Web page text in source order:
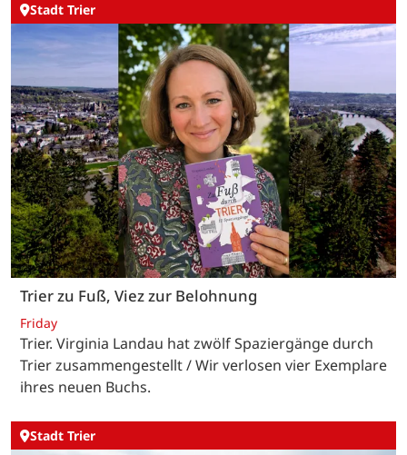
Stadt Trier
Trier zu Fuß, Viez zur Belohnung
Friday
Trier. Virginia Landau hat zwölf Spaziergänge durch
Trier zusammengestellt / Wir verlosen vier Exemplare
ihres neuen Buchs.
Stadt Trier